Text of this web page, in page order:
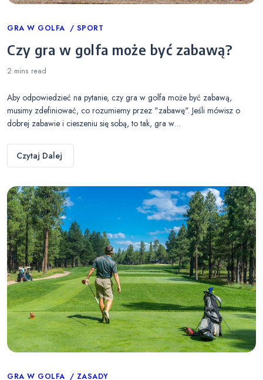
Categories
GRA W GOLFA SPORT
Czy gra w golfa może być zabawą?
2 mins read
Aby odpowiedzieć na pytanie, czy gra w golfa może być zabawą,
musimy zdefiniować, co rozumiemy przez "zabawę". Jeśli mówisz o
dobrej zabawie i cieszeniu się sobą, to tak, gra w…
Czytaj Dalej
Categories
GRA W GOLFA ZASADY